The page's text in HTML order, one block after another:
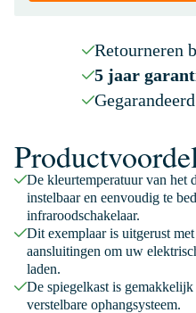
Retourneren
5 jaar
De kleurtemperatuur van het
instelbaar en eenvoudig te
infraroodschakelaar.
Dit exemplaar is uitgerust
aansluitingen om uw
laden.
De spiegelkast is
verstelbare ophangsysteem.